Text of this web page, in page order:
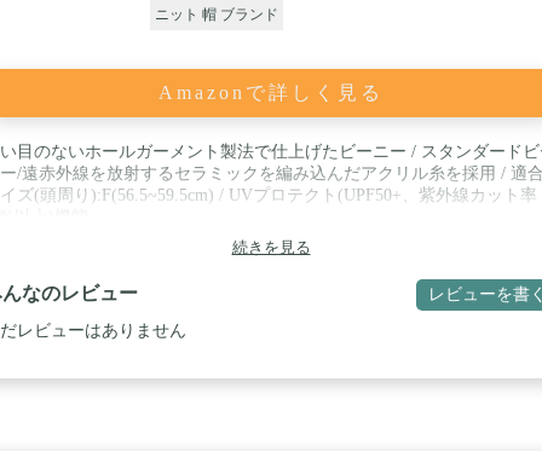
ニット 帽 ブランド
Amazonで詳しく見る
目のないホールガーメント製法で仕上げたビーニー / スタンダードビ
/遠赤外線を放射するセラミックを編み込んだアクリル糸を採用 / 適合
ズ(頭周り):F(56.5~59.5cm) / UVプロテクト(UPF50+、紫外線カット率
続きを見る
なのレビュー レビューを書く
レビューはありません